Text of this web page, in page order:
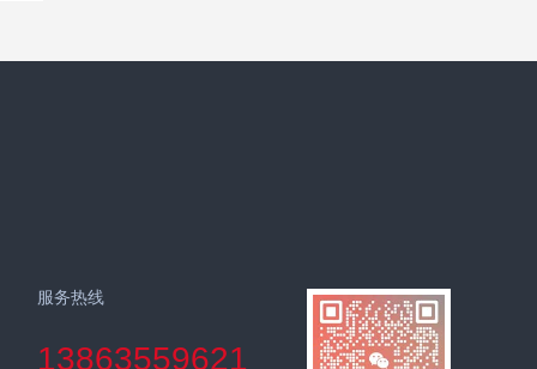
服务热线
13863559621